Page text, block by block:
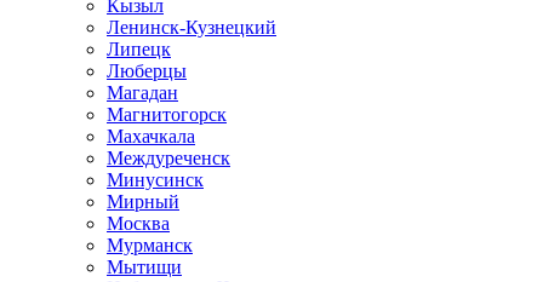
Кызыл
Ленинск-Кузнецкий
Липецк
Люберцы
Магадан
Магнитогорск
Махачкала
Междуреченск
Минусинск
Мирный
Москва
Мурманск
Мытищи